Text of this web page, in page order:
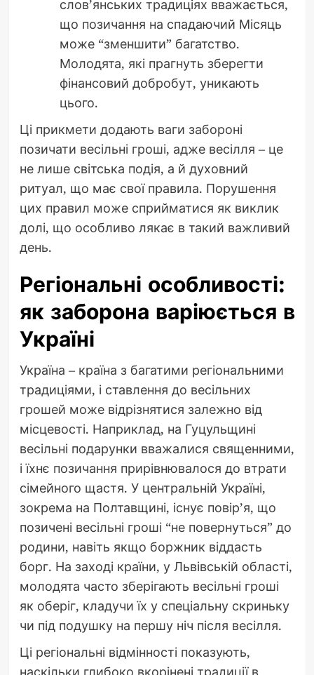
слов’янських традиціях вважається,
що позичання на спадаючий Місяць
може “зменшити” багатство.
Молодята, які прагнуть зберегти
фінансовий добробут, уникають
цього.
Ці прикмети додають ваги забороні
позичати весільні гроші, адже весілля – це
не лише світська подія, а й духовний
ритуал, що має свої правила. Порушення
цих правил може сприйматися як виклик
долі, що особливо лякає в такий важливий
день.
Регіональні особливості:
як заборона варіюється в
Україні
Україна – країна з багатими регіональними
традиціями, і ставлення до весільних
грошей може відрізнятися залежно від
місцевості. Наприклад, на Гуцульщині
весільні подарунки вважалися священними,
і їхнє позичання прирівнювалося до втрати
сімейного щастя. У центральній Україні,
зокрема на Полтавщині, існує повір’я, що
позичені весільні гроші “не повернуться” до
родини, навіть якщо боржник віддасть
борг. На заході країни, у Львівській області,
молодята часто зберігають весільні гроші
як оберіг, кладучи їх у спеціальну скриньку
чи під подушку на першу ніч після весілля.
Ці регіональні відмінності показують,
наскільки глибоко вкорінені традиції в